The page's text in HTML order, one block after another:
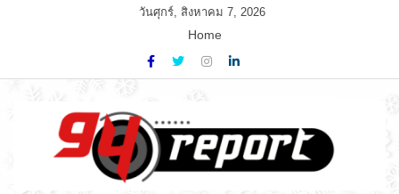
วันศุกร์, สิงหาคม 7, 2026
Home